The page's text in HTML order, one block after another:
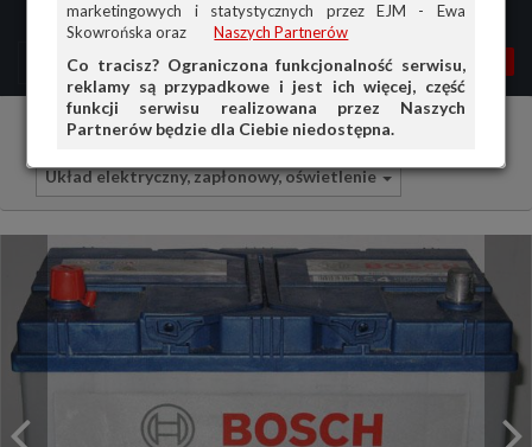
marketingowych i statystycznych przez EJM - Ewa
Skowrońska oraz
Naszych Partnerów
Co tracisz? Ograniczona funkcjonalność serwisu,
reklamy są przypadkowe i jest ich więcej, część
funkcji serwisu realizowana przez Naszych
Partnerów będzie dla Ciebie niedostępna.
MENU MOJA AG
PRZEGLĄD
OFERTA DLA FIRM
KOSZYK
HISTORIA
Części i akcesoria samochodowe
Układ elektryczny, zapłonowy, oświetlenie